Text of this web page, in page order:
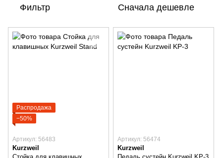
Фильтр Сначала дешевле
Распродажа
−50%
Артикул: 56483
Kurzweil
Артикул: 56474
Kurzweil